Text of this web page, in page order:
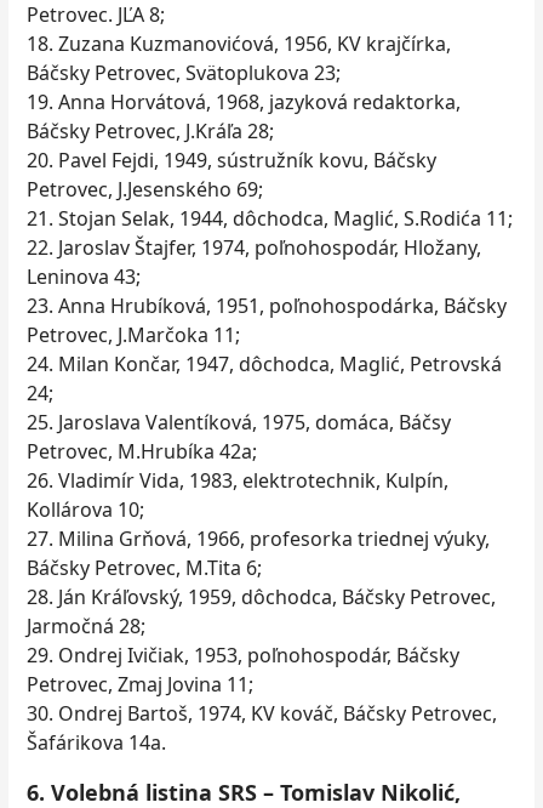
Petrovec. JĽA 8;
18. Zuzana Kuzmanovićová, 1956, KV krajčírka,
Báčsky Petrovec, Svätoplukova 23;
19. Anna Horvátová, 1968, jazyková redaktorka,
Báčsky Petrovec, J.Kráľa 28;
20. Pavel Fejdi, 1949, sústružník kovu, Báčsky
Petrovec, J.Jesenského 69;
21. Stojan Selak, 1944, dôchodca, Maglić, S.Rodića 11;
22. Jaroslav Štajfer, 1974, poľnohospodár, Hložany,
Leninova 43;
23. Anna Hrubíková, 1951, poľnohospodárka, Báčsky
Petrovec, J.Marčoka 11;
24. Milan Končar, 1947, dôchodca, Maglić, Petrovská
24;
25. Jaroslava Valentíková, 1975, domáca, Báčsy
Petrovec, M.Hrubíka 42a;
26. Vladimír Vida, 1983, elektrotechnik, Kulpín,
Kollárova 10;
27. Milina Grňová, 1966, profesorka triednej výuky,
Báčsky Petrovec, M.Tita 6;
28. Ján Kráľovský, 1959, dôchodca, Báčsky Petrovec,
Jarmočná 28;
29. Ondrej Ivičiak, 1953, poľnohospodár, Báčsky
Petrovec, Zmaj Jovina 11;
30. Ondrej Bartoš, 1974, KV kováč, Báčsky Petrovec,
Šafárikova 14a.
6. Volebná listina SRS – Tomislav Nikolić,